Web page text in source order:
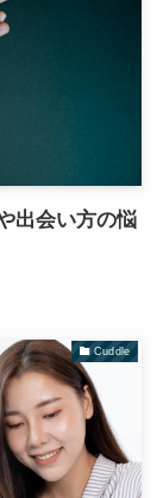
出会い方の悩
Cuddle